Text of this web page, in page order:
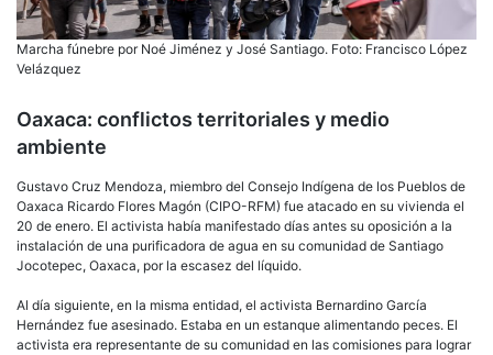
Marcha fúnebre por Noé Jiménez y José Santiago. Foto: Francisco López
Velázquez
Oaxaca: conflictos territoriales y medio
ambiente
Gustavo Cruz Mendoza, miembro del Consejo Indígena de los Pueblos de
Oaxaca Ricardo Flores Magón (CIPO-RFM) fue atacado en su vivienda el
20 de enero. El activista había manifestado días antes su oposición a la
instalación de una purificadora de agua en su comunidad de Santiago
Jocotepec, Oaxaca, por la escasez del líquido.
Al día siguiente, en la misma entidad, el activista Bernardino García
Hernández fue asesinado. Estaba en un estanque alimentando peces. El
activista era representante de su comunidad en las comisiones para lograr